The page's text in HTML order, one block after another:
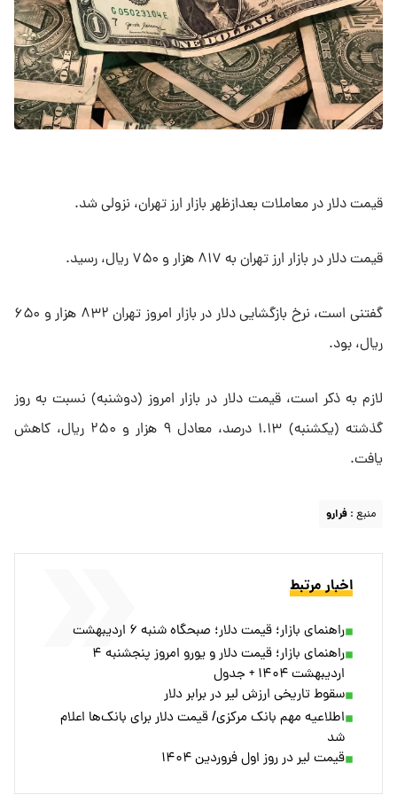
قیمت دلار در معاملات بعدازظهر بازار ارز تهران، نزولی شد.
قیمت دلار در بازار ارز تهران به ۸۱۷ هزار و ۷۵۰ ریال، رسید.
گفتنی است، نرخ بازگشایی دلار در بازار امروز تهران ۸۳۲ هزار و ۶۵۰
ریال، بود.
لازم به ذکر است، قیمت دلار در بازار امروز (دوشنبه) نسبت به روز
گذشته (یکشنبه) ۱.۱۳ درصد، معادل ۹ هزار و ۲۵۰ ریال، کاهش
یافت.
منبع : فرارو
اخبار مرتبط
راهنمای بازار؛ قیمت دلار؛ صبحگاه شنبه ۶ اردیبهشت
راهنمای بازار؛ قیمت دلار و یورو امروز پنجشنبه ۴
اردیبهشت ۱۴۰۴ + جدول
سقوط تاریخی ارزش لیر در برابر دلار
اطلاعیه مهم بانک مرکزی/ قیمت دلار برای بانک‌ها اعلام
شد
قیمت لیر در روز اول فروردین ۱۴۰۴